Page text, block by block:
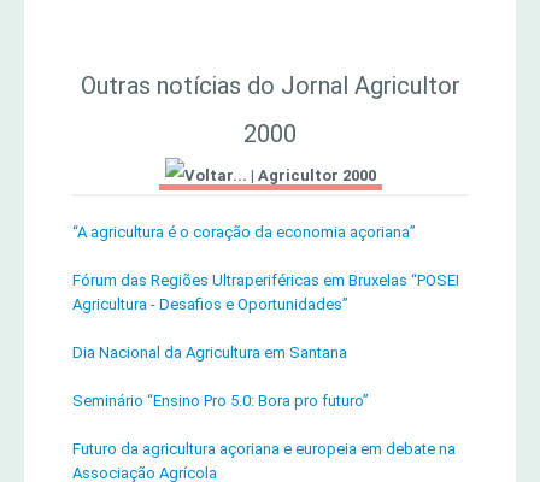
Outras notícias do Jornal Agricultor
2000
| Agricultor 2000
“A agricultura é o coração da economia açoriana”
Fórum das Regiões Ultraperiféricas em Bruxelas “POSEI
Agricultura - Desafios e Oportunidades”
Dia Nacional da Agricultura em Santana
Seminário “Ensino Pro 5.0: Bora pro futuro”
Futuro da agricultura açoriana e europeia em debate na
Associação Agrícola